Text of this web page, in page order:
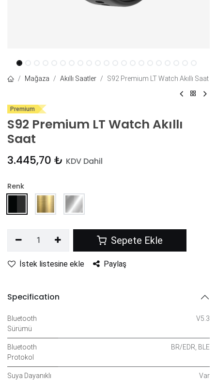
Mağaza Akıllı Saatler S92 Premium LT Watch Akıllı Saat
Premium
S92 Premium LT Watch Akıllı
Saat
3.445,70 ₺ KDV Dahil
Renk
Sepete Ekle
İstek listesine ekle Paylaş
Specification
Bluetooth
Sürümü
V5.3
Bluetooth
Protokol
BR/EDR BLE
Suya Dayanıklı Var